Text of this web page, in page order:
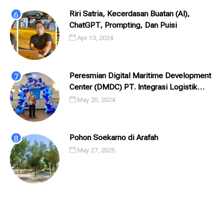
Riri Satria, Kecerdasan Buatan (AI),
ChatGPT, Prompting, Dan Puisi
Apr 13, 2024
Peresmian Digital Maritime Development
Center (DMDC) PT. Integrasi Logistik
Cipta Solusi (ILCS) / Pelindo Solusi
May 20, 2024
Pohon Soekarno di Arafah
May 27, 2025